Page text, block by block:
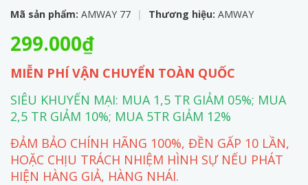
Mã sản phẩm: AMWAY 77 | Thương hiệu: AMWAY
299.000₫
MIỄN PHÍ VẬN CHUYỂN TOÀN QUỐC
SIÊU KHUYẾN MẠI: MUA 1,5 TR GIẢM 05%; MUA
2,5 TR GIẢM 10%; MUA 5TR GIẢM 12%
ĐẢM BẢO CHÍNH HÃNG 100%, ĐỀN GẤP 10 LẦN,
HOẶC CHỊU TRÁCH NHIỆM HÌNH SỰ NẾU PHÁT
HIỆN HÀNG GIẢ, HÀNG NHÁI.